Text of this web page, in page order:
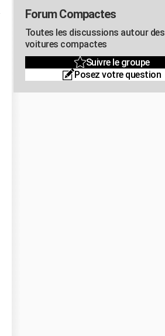
Forum Compactes
Toutes les discussions autour des
voitures compactes
Suivre le groupe
Posez votre question